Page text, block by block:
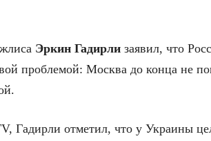
Эркин Гадирли заявил, что
проблемой: Москва до конца не
Гадирли отметил, что у Украины